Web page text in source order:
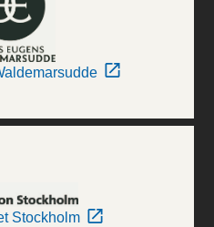
Stockholm